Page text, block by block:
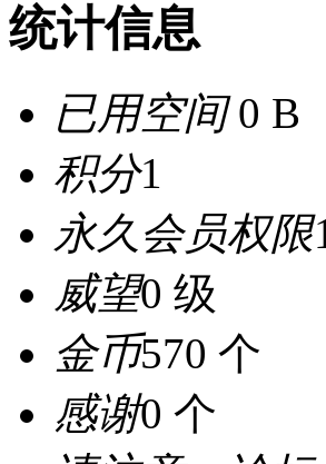
统计信息
已用空间0 B
积分1
永久会员权限
威望0 级
金币570 个
感谢0 个